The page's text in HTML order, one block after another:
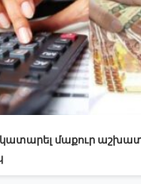
կատարել մաքուր